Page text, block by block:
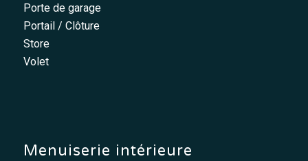
Porte de garage
Portail / Clôture
Store
Volet
Menuiserie intérieure